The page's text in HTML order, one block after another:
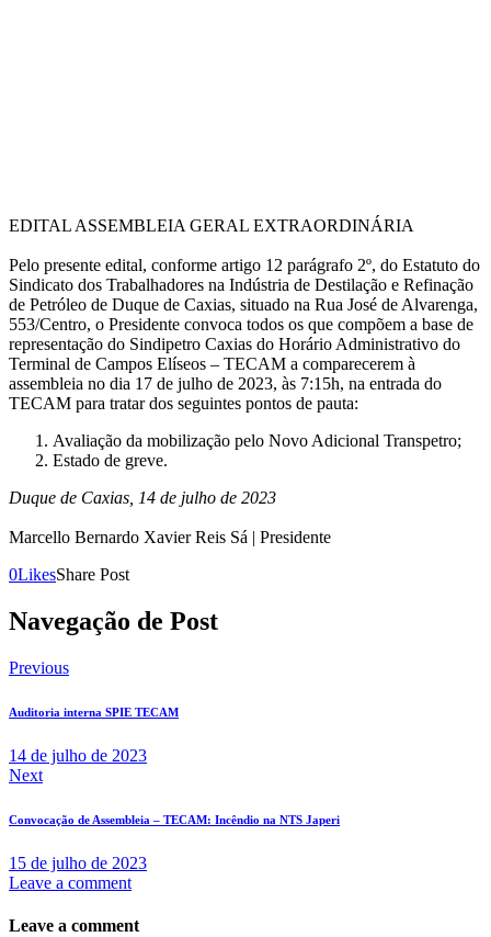
EDITAL ASSEMBLEIA GERAL EXTRAORDINÁRIA
Pelo presente edital, conforme artigo 12 parágrafo 2º, do Estatuto do
Sindicato dos Trabalhadores na Indústria de Destilação e Refinação
de Petróleo de Duque de Caxias, situado na Rua José de Alvarenga,
553/Centro, o Presidente convoca todos os que compõem a base de
representação do Sindipetro Caxias do Horário Administrativo do
Terminal de Campos Elíseos – TECAM a comparecerem à
assembleia no dia 17 de julho de 2023, às 7:15h, na entrada do
TECAM para tratar dos seguintes pontos de pauta:
Avaliação da mobilização pelo Novo Adicional Transpetro;
Estado de greve.
Duque de Caxias, 14 de julho de 2023
Marcello Bernardo Xavier Reis Sá | Presidente
0LikesShare Post
Navegação de Post
Previous
Auditoria interna SPIE TECAM
14 de julho de 2023
Next
Convocação de Assembleia – TECAM: Incêndio na NTS Japeri
15 de julho de 2023
Leave a comment
Leave a comment